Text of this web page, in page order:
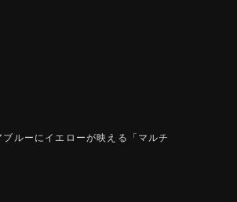
ルーにイエローが映える「マルチ